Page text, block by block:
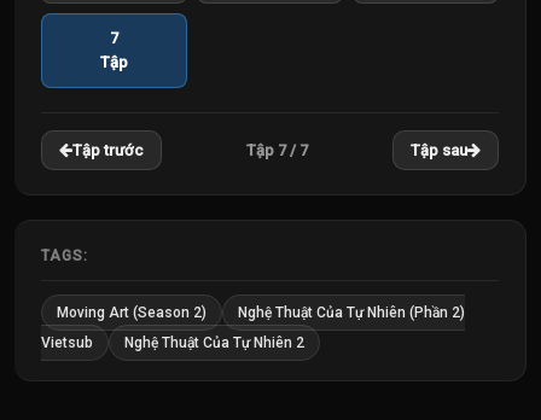
7
Tập
Tập trước Tập 7 / 7 Tập sau
TAGS:
Moving Art (Season 2)
Nghệ Thuật Của Tự Nhiên (Phần 2)
Vietsub
Nghệ Thuật Của Tự Nhiên 2